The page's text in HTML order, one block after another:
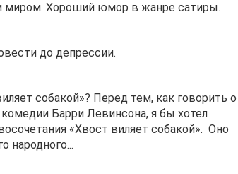
миром. Хороший юмор в жанре сатиры.
до депрессии.
собакой»? Перед тем, как говорить о
Барри Левинсона, я бы хотел
«Хвост виляет собакой». Оно
народного...